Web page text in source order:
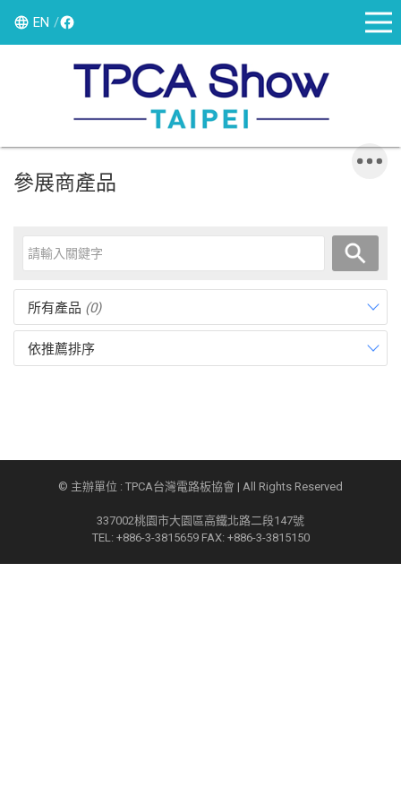
EN
參展商產品
所有產品 (0)
依推薦排序
© 主辦單位 : TPCA台灣電路板協會 | All Rights Reserved
337002桃園市大園區高鐵北路二段147號
TEL: +886-3-3815659 FAX: +886-3-3815150